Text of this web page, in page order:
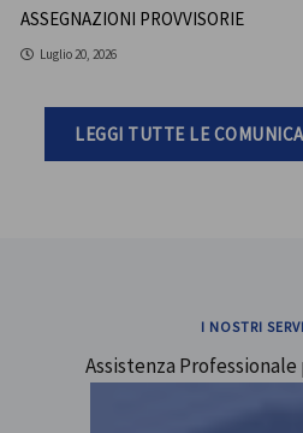
ASSEGNAZIONI PROVVISORIE
Luglio 20, 2026
LEGGI TUTTE LE
I NOSTRI
Assistenza